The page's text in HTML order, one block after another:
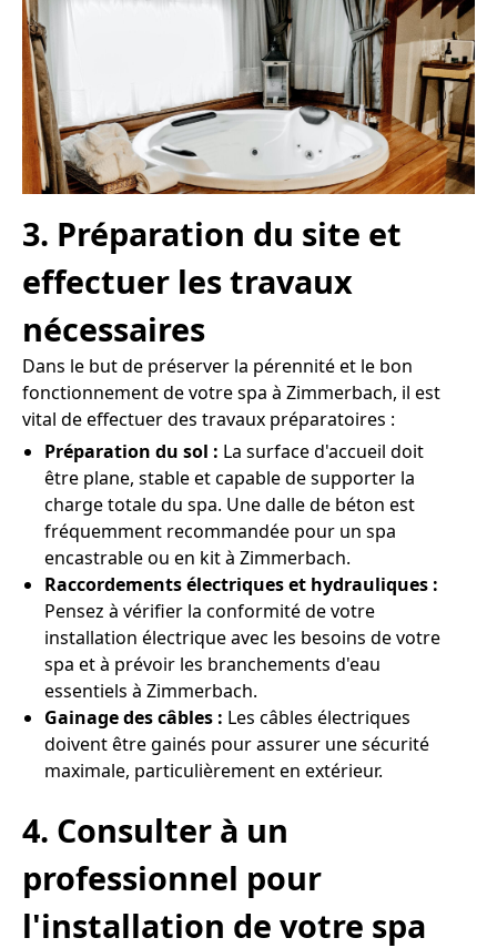
3. Préparation du site et
effectuer les travaux
nécessaires
Dans le but de préserver la pérennité et le bon
fonctionnement de votre spa à Zimmerbach, il est
vital de effectuer des travaux préparatoires :
Préparation du sol : La surface d'accueil doit
être plane, stable et capable de supporter la
charge totale du spa. Une dalle de béton est
fréquemment recommandée pour un spa
encastrable ou en kit à Zimmerbach.
Raccordements électriques et hydrauliques :
Pensez à vérifier la conformité de votre
installation électrique avec les besoins de votre
spa et à prévoir les branchements d'eau
essentiels à Zimmerbach.
Gainage des câbles : Les câbles électriques
doivent être gainés pour assurer une sécurité
maximale, particulièrement en extérieur.
4. Consulter à un
professionnel pour
l'installation de votre spa